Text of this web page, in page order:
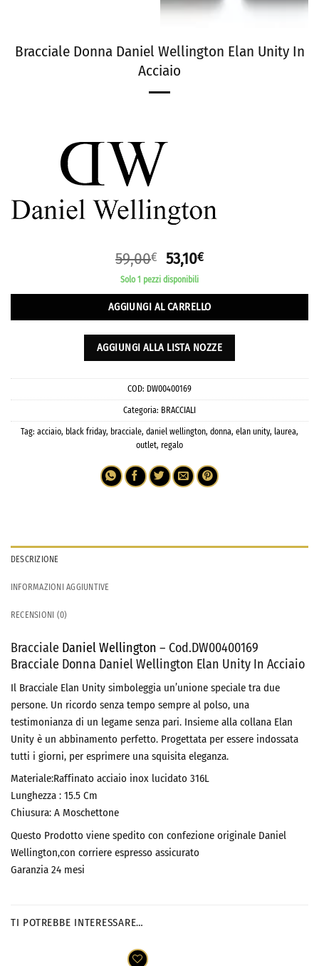
Bracciale Donna Daniel Wellington Elan Unity In
Acciaio
59,00€ 53,10€
Solo 1 pezzi disponibili
AGGIUNGI AL CARRELLO
AGGIUNGI ALLA LISTA NOZZE
COD: DW00400169
Categoria: BRACCIALI
Tag: acciaio, black friday, bracciale, daniel wellington, donna, elan unity, laurea,
outlet, regalo
DESCRIZIONE
INFORMAZIONI AGGIUNTIVE
RECENSIONI (0)
Bracciale Daniel Wellington – Cod.DW00400169
Bracciale Donna Daniel Wellington Elan Unity In Acciaio
Il Bracciale Elan Unity simboleggia un’unione speciale tra due
persone. Un ricordo senza tempo sempre al polso, una
testimonianza di un legame senza pari. Insieme alla collana Elan
Unity è un abbinamento perfetto. Progettata per essere indossata
tutti i giorni, per esprimere una squisita eleganza.
Materiale:Raffinato acciaio inox lucidato 316L
Lunghezza : 15.5 Cm
Chiusura: A Moschettone
Questo Prodotto viene spedito con confezione originale Daniel
Wellington,con corriere espresso assicurato
Garanzia 24 mesi
TI POTREBBE INTERESSARE…